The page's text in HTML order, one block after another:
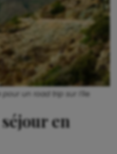
un road trip sur l’île.
en